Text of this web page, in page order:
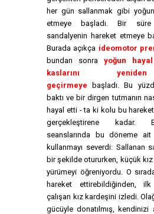
her gün sallanmak gibi
etmeye başladı. Bir
sandalyenin hareket etmeye
Burada açıkça ideomotor
bundan sonra yoğun
kaslarını
geçirmeye başladı. Bu
baktı ve bir dirgen tutmanın
hayal etti - ta ki kolu bu
gerçekleştirene kadar.
seanslarında bu döneme
kullanmayı severdi: Sallanan
bir şekilde otururken, küçük
yürümeyi öğreniyordu. O
hareket ettirebildiğinden, ilk
çalışan kız kardeşini izledi.
gücüyle donatılmış,